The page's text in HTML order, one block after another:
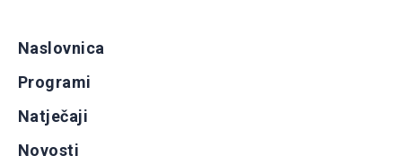
Naslovnica
Programi
Natječaji
Novosti